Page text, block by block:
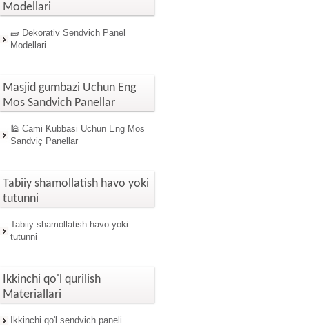
Modellari
🧱 Dekorativ Sendvich Panel
Modellari
Masjid gumbazi Uchun Eng
Mos Sandvich Panellar
🕌 Cami Kubbasi Uchun Eng Mos
Sandviç Panellar
Tabiiy shamollatish havo yoki
tutunni
Tabiiy shamollatish havo yoki
tutunni
Ikkinchi qo'l qurilish
Materiallari
Ikkinchi qo'l sendvich paneli